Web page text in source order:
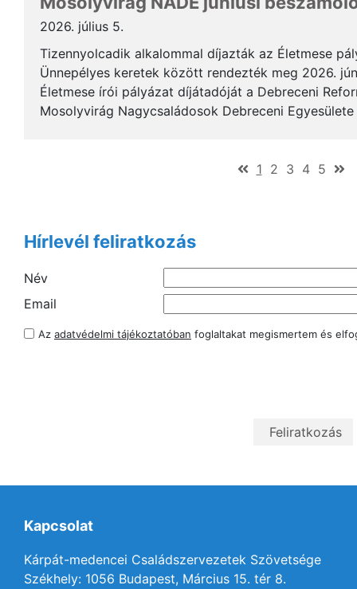
2026. július 5.
Tizennyolcadik alkalommal díjazták az Életmese
Ünnepélyes keretek között rendezték meg 2026.
Életmese írói pályázat díjátadóját a Debreceni
Mosolyvirág Nagycsaládosok Debreceni
1(current)
2 3 4 5
Hírlevél feliratkozás
Név
Email
Az adatvédelmi tájékoztatóban foglaltakat megismertem és
Kapcsolat
Kárpát-medencei Családszervezetek Szövetsége
Székhely: 1056 Budapest, Március 15. tér 8.